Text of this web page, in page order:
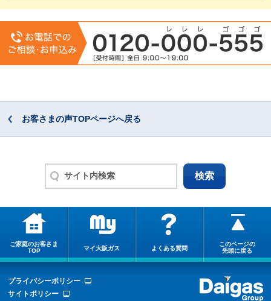
お客さまの声TOPページへ戻る
ご家庭のお客さま
TOP
マイ大阪ガス よくある質問
このページの
先頭に戻る
プライバシーポリシー
サイトポリシー